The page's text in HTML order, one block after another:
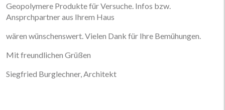
Geopolymere Produkte für Versuche. Infos bzw.
Ansprchpartner aus Ihrem Haus
wären wünschenswert. Vielen Dank für Ihre Bemühungen.
Mit freundlichen Grüßen
Siegfried Burglechner, Architekt